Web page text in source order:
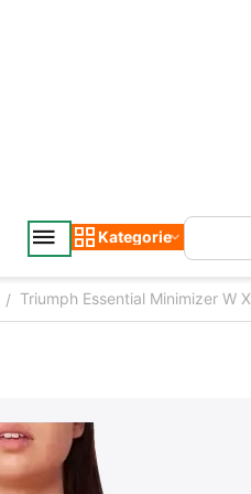
Kategorie
/ Triumph Essential Minimizer W X